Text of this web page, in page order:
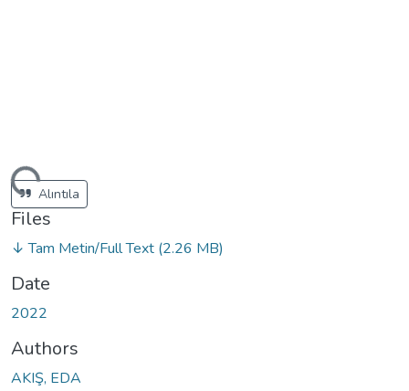
Alıntıla
Files
↓ Tam Metin/Full Text (2.26 MB)
Date
2022
Authors
AKIŞ, EDA